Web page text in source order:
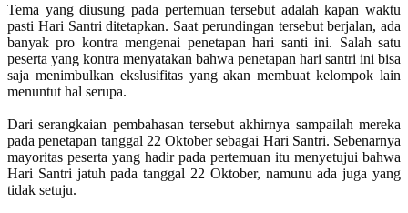
Tema yang diusung pada pertemuan tersebut adalah kapan waktu
pasti Hari Santri ditetapkan. Saat perundingan tersebut berjalan, ada
banyak pro kontra mengenai penetapan hari santi ini. Salah satu
peserta yang kontra menyatakan bahwa penetapan hari santri ini bisa
saja menimbulkan ekslusifitas yang akan membuat kelompok lain
menuntut hal serupa.
Dari serangkaian pembahasan tersebut akhirnya sampailah mereka
pada penetapan tanggal 22 Oktober sebagai Hari Santri. Sebenarnya
mayoritas peserta yang hadir pada pertemuan itu menyetujui bahwa
Hari Santri jatuh pada tanggal 22 Oktober, namunu ada juga yang
tidak setuju.